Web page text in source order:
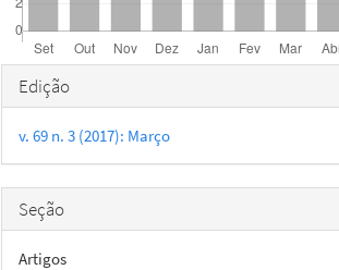
Detalhes
do
artigo
Edição
v. 69 n. 3 (2017): Março
Seção
Artigos